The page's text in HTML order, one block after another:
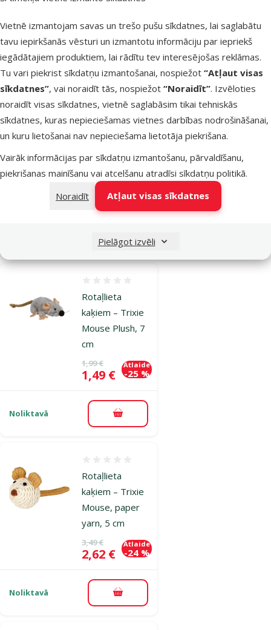
Vietnē izmantojam savas un trešo pušu sīkdatnes, lai saglabātu
tavu iepirkšanās vēsturi un izmantotu informāciju par iepriekš
iegādātajiem produktiem, lai rādītu tev interesējošas reklāmas.
Tu vari piekrist sīkdatņu izmantošanai, nospiežot “Atļaut visas
sīkdatnes”, vai noraidīt tās, nospiežot “Noraidīt”. Izvēloties
noraidīt visas sīkdatnes, vietnē saglabāsim tikai tehniskās
sīkdatnes, kuras nepieciešamas vietnes darbības nodrošināšanai,
un kuru lietošanai nav nepieciešama lietotāja piekrišana.
Vairāk informācijas par sīkdatņu izmantošanu, pārvaldīšanu,
piekrišanas mainīšanu vai atcelšanu atradīsi sīkdatņu politikā.
Noraidīt
Atļaut visas sīkdatnes
Pielāgot izvēli
Noliktavā Pievienot grozam
Rotaļlieta
kaķiem –
TRIXIE Mouse
colors, 18 cm
Atsauksmes 0%
Oriģinālā cena
2,99 €
Cena
2,24 € -25 %
Pievienot grozam
Rotaļlieta
kaķiem – Trixie
Mouse Plush, 7
cm
Oriģinālā cena
1,99 €
Cena
1,49 €
Atlaide
-25 %
Noliktavā Pievienot grozam
Rotaļlieta
kaķiem – Trixie
Mouse, paper
yarn, 5 cm
Oriģinālā cena
3,49 €
Cena
2,62 €
Atlaide
-24 %
Noliktavā Pievienot grozam